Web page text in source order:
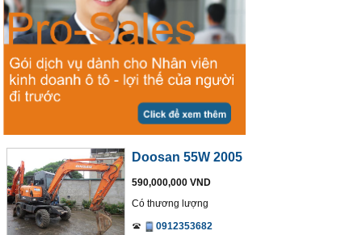
Doosan 55W 2005
590,000,000 VND
Có thương lượng
0912353682